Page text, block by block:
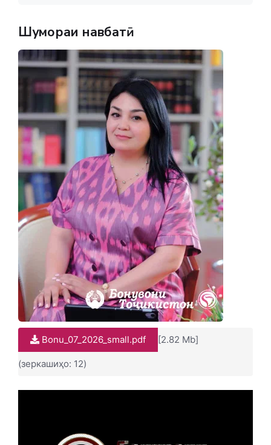
Шумораи навбатӣ
Bonu_07_2026_small.pdf [2.82 Mb]
(зеркашиҳо: 12)